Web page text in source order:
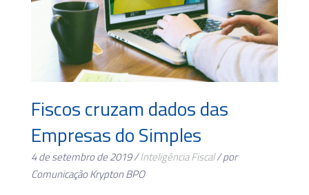
Fiscos cruzam dados das
Empresas do Simples
4 de setembro de 2019 /Inteligência Fiscal/ por
Comunicação Krypton BPO